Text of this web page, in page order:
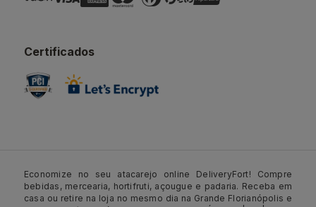
Certificados
Economize no seu atacarejo online DeliveryFort! Compre
bebidas, mercearia, hortifruti, açougue e padaria. Receba em
casa ou retire na loja no mesmo dia na Grande Florianópolis e